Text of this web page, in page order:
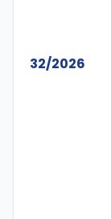
32/2026